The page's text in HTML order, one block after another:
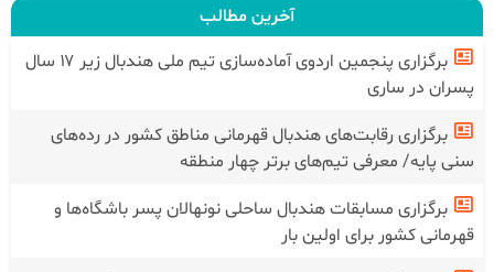
آخرین مطالب
برگزاری پنجمین اردوی آماده‌سازی تیم ملی هندبال زیر ۱۷ سال
پسران در ساری
برگزاری رقابت‌های هندبال قهرمانی مناطق کشور در رده‌های
سنی پایه/ معرفی تیم‌های برتر چهار منطقه
برگزاری مسابقات هندبال ساحلی نونهالان پسر باشگاه‌ها و
قهرمانی کشور برای اولین بار